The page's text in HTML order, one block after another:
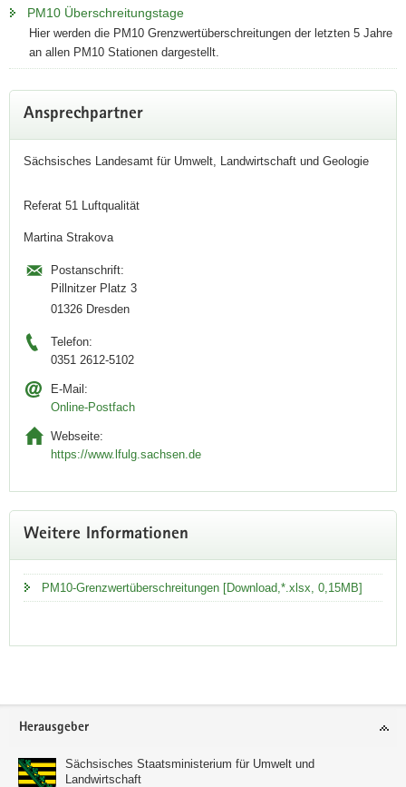
PM10 Überschreitungstage
Hier werden die PM10 Grenzwertüberschreitungen der letzten 5 Jahre
an allen PM10 Stationen dargestellt.
Information
Ansprechpartner
Sächsisches Landesamt für Umwelt, Landwirtschaft und Geologie
Referat 51 Luftqualität
Martina Strakova
Postanschrift:
Pillnitzer Platz 3
01326 Dresden
Telefon:
0351 2612-5102
E-Mail:
Online-Postfach
Webseite:
https://www.lfulg.sachsen.de
Weitere Informationen
PM10-Grenzwertüberschreitungen [Download,*.xlsx, 0,15MB]
Service
Herausgeber
Sächsisches Staatsministerium für Umwelt und
Landwirtschaft